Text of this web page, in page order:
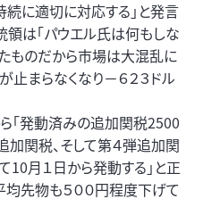
に適切に対応する」と発言
領は「パウエル氏は何もしな
ものだから市場は大混乱に
まらなくなり－６２３ドル
「発動済みの追加関税2500
加関税、そして第４弾追加関
月１日から発動する」と正
均先物も５００円程度下げて